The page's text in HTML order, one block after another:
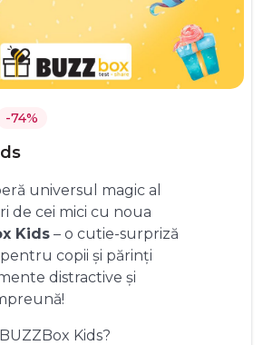
-74%
universul magic al
de cei mici cu noua
Kids – o cutie-surpriză
copii și părinți
distractive și
Kids?